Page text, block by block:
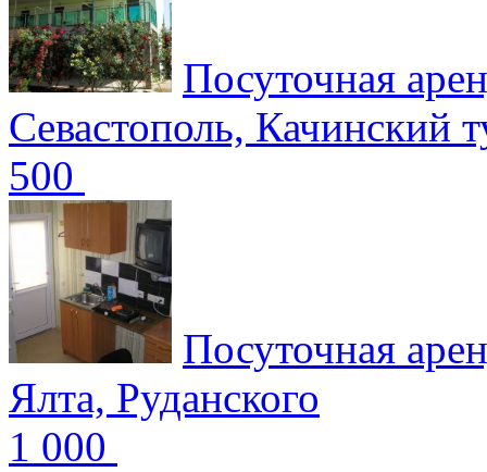
Посуточная
Севастополь, Качинский
500
Посуточная
Ялта, Руданского
1 000